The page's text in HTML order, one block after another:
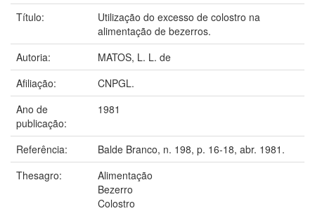
Título:
Utilização do excesso de colostro na
alimentação de bezerros.
Autoria:
MATOS, L. L. de
Afiliação:
CNPGL.
Ano de
publicação:
1981
Referência:
Balde Branco, n. 198, p. 16-18, abr. 1981.
Thesagro:
Alimentação
Bezerro
Colostro